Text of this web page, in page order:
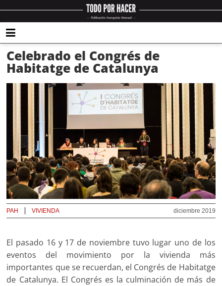
Celebrado el Congrés de
Habitatge de Catalunya
diciembre 2019
PAH VIVIENDA
El pasado 16 y 17 de noviembre tuvo lugar uno de los
eventos del movimiento por la vivienda más
importantes que se recuerdan, el Congrés de Habitatge
de Catalunya. El Congrés es la culminación de más de